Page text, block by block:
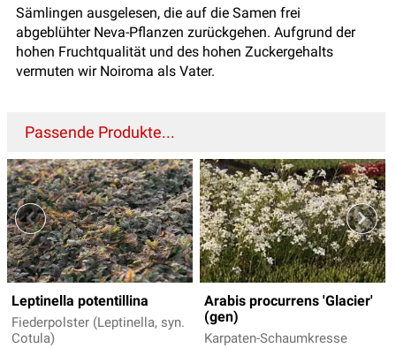
Sämlingen ausgelesen, die auf die Samen frei
abgeblühter Neva-Pflanzen zurückgehen. Aufgrund der
hohen Fruchtqualität und des hohen Zuckergehalts
vermuten wir Noiroma als Vater.
Passende Produkte...
Leptinella potentillina
Fiederpolster (Leptinella, syn.
Cotula)
Arabis procurrens 'Glacier'
(gen)
Karpaten-Schaumkresse